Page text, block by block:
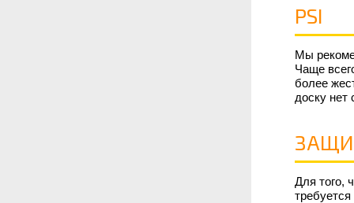
PSI
Мы
Чаще
более
доску
Для того,